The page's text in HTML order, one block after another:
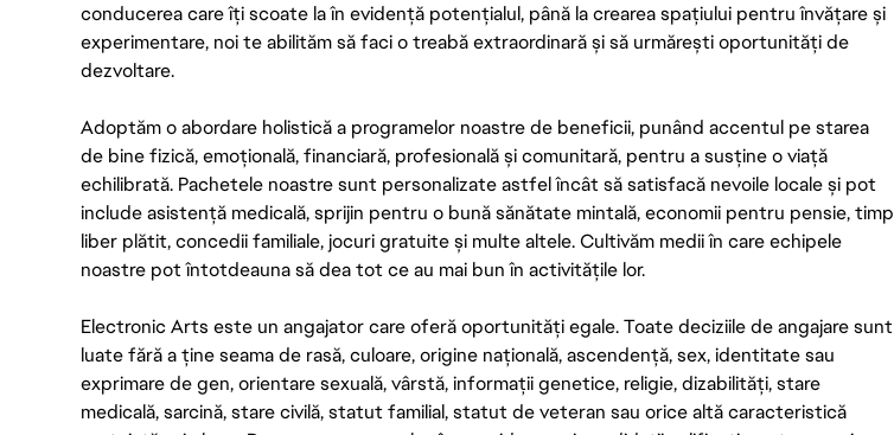
conducerea care îți scoate la în evidență potențialul, până la crearea spațiului pentru învățare și
experimentare, noi te abilităm să faci o treabă extraordinară și să urmărești oportunități de
dezvoltare.
Adoptăm o abordare holistică a programelor noastre de beneficii, punând accentul pe starea
de bine fizică, emoțională, financiară, profesională și comunitară, pentru a susține o viață
echilibrată. Pachetele noastre sunt personalizate astfel încât să satisfacă nevoile locale și pot
include asistență medicală, sprijin pentru o bună sănătate mintală, economii pentru pensie, timp
liber plătit, concedii familiale, jocuri gratuite și multe altele. Cultivăm medii în care echipele
noastre pot întotdeauna să dea tot ce au mai bun în activitățile lor.
Electronic Arts este un angajator care oferă oportunități egale. Toate deciziile de angajare sunt
luate fără a ține seama de rasă, culoare, origine națională, ascendență, sex, identitate sau
exprimare de gen, orientare sexuală, vârstă, informații genetice, religie, dizabilități, stare
medicală, sarcină, stare civilă, statut familial, statut de veteran sau orice altă caracteristică